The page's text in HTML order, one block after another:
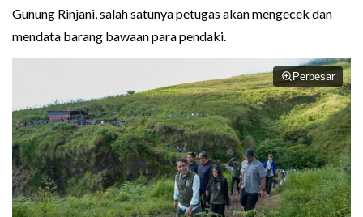
Gunung Rinjani, salah satunya petugas akan mengecek dan
mendata barang bawaan para pendaki.
Perbesar